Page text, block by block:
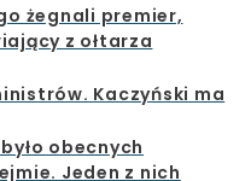
żegnali premier,
z ołtarza
Kaczyński ma
obecnych
Jeden z nich